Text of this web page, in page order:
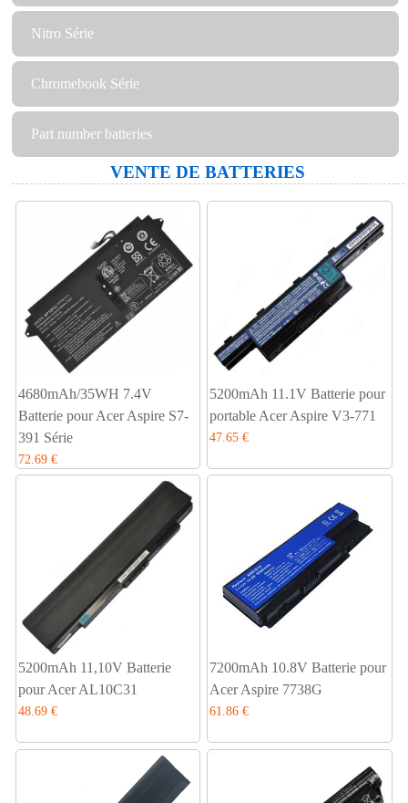
Nitro Série
Chromebook Série
Part number batteries
VENTE DE BATTERIES
4680mAh/35WH 7.4V
Batterie pour Acer Aspire S7-
391 Série
72.69 €
5200mAh 11.1V Batterie pour
portable Acer Aspire V3-771
47.65 €
5200mAh 11,10V Batterie
pour Acer AL10C31
48.69 €
7200mAh 10.8V Batterie pour
Acer Aspire 7738G
61.86 €